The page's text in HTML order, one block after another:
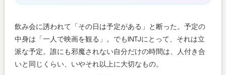
飲み会に誘われて「その日は予定がある」と断った。予定の
中身は「一人で映画を観る」。でもINTJにとって、それは立
派な予定。誰にも邪魔されない自分だけの時間は、人付き合
いと同じくらい、いやそれ以上に大切なもの。